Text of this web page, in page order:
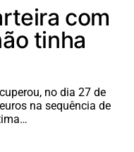
com
tinha
no dia 27 de
na sequência de